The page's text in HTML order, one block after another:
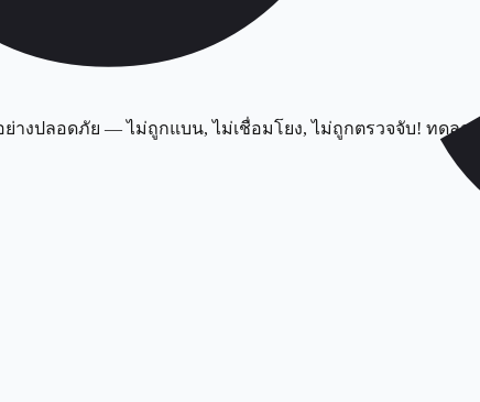
างปลอดภัย — ไม่ถูกแบน, ไม่เชื่อมโยง, ไม่ถูกตรวจจับ! ทดลอ